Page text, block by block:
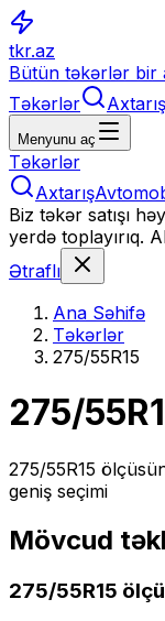
tkr.az
Bütün təkərlər bir
Təkərlər
Axtarış
Menyunu aç
Təkərlər
Axtarış
Biz təkər satışı
yerdə toplayırıq.
Ətraflı
Ana Səhifə
Təkərlər
275/55R15
275/
275/55R15
geniş seçimi
Mövcud
275/55R15